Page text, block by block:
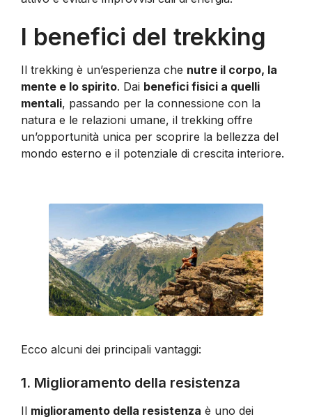
I benefici del trekking
Il trekking è un’esperienza che nutre il corpo, la
mente e lo spirito. Dai benefici fisici a quelli
mentali, passando per la connessione con la
natura e le relazioni umane, il trekking offre
un’opportunità unica per scoprire la bellezza del
mondo esterno e il potenziale di crescita interiore.
Ecco alcuni dei principali vantaggi:
1. Miglioramento della resistenza
Il miglioramento della resistenza è uno dei